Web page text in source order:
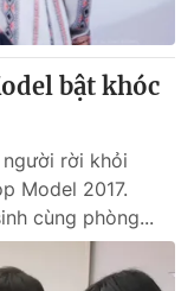
bật khóc
rời khỏi
Model 2017.
cùng phòng...